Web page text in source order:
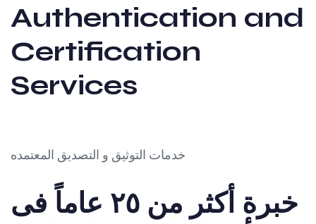
Authentication and
Certification
Services
خدمات التوثيق و التصديق المعتمده
خبرة أكثر من ٢٥ عاماً فى